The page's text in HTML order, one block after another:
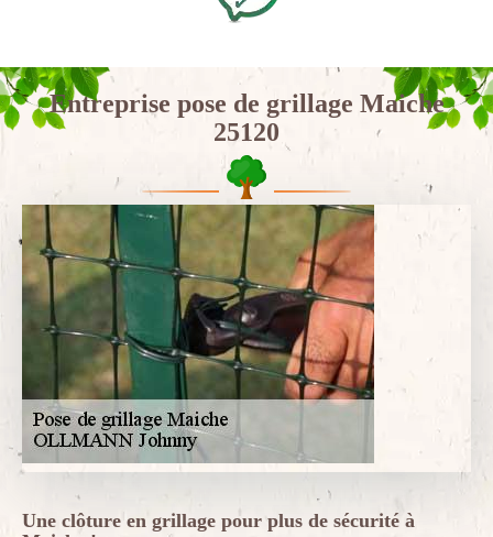
Entreprise pose de grillage Maiche
25120
Une clôture en grillage pour plus de sécurité à